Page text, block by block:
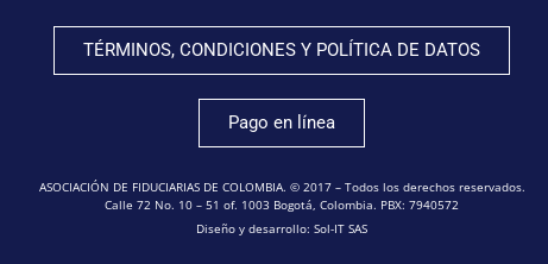
TÉRMINOS, CONDICIONES Y POLÍTICA DE DATOS
Pago en línea
ASOCIACIÓN DE FIDUCIARIAS DE COLOMBIA. © 2017 – Todos los derechos reservados.
Calle 72 No. 10 – 51 of. 1003 Bogotá, Colombia. PBX: 7940572
Diseño y desarrollo: Sol-IT SAS